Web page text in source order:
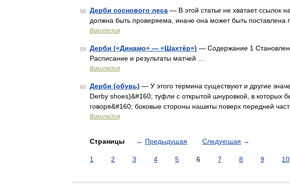
58 Дерби соснового леса — В этой статье не хватает ссылок
должна быть проверяема, иначе она может быть
Википедия
59 Дерби («Динамо» — «Шахтёр») — Содержание 1
Расписание и результаты матчей …
Википедия
60 Дерби (обувь) — У этого термина существуют и другие
Derby shoes)&#160; туфли с открытой шнуровкой, в
говоря&#160; боковые стороны нашиты поверх передней
Википедия
Страницы ← Предыдущая Следующая →
1 2 3 4 5 6 7 8 9 10